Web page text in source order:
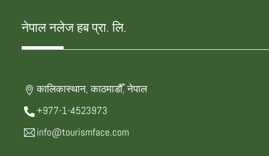
नेपाल नलेज हब प्रा. लि.
कालिकास्थान, काठमाडौँ, नेपाल
+977-1-4523973
info@tourismface.com